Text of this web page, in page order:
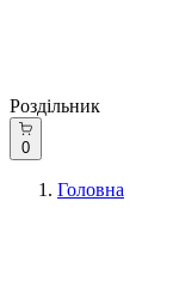
Роздільник
0
Головна